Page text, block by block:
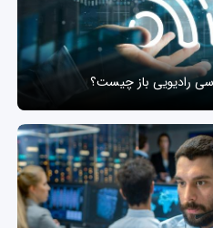
رادیویی باز چیست؟